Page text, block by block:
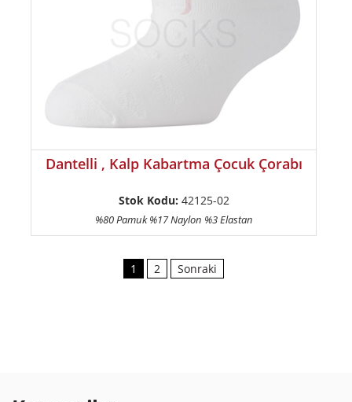
Dantelli , Kalp Kabartma Çocuk Çorabı
Stok Kodu: 42125-02
%80 Pamuk %17 Naylon %3 Elastan
1 2 Sonraki